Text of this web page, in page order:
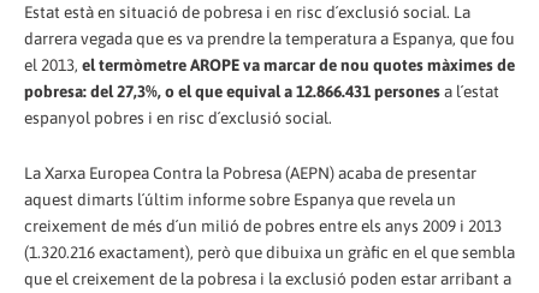
Estat està en situació de pobresa i en risc d´exclusió social. La
darrera vegada que es va prendre la temperatura a Espanya, que fou
el 2013, el termòmetre AROPE va marcar de nou quotes màximes de
pobresa: del 27,3%, o el que equival a 12.866.431 personesa l´estat
espanyol pobres i en risc d´exclusió social.
La Xarxa Europea Contra la Pobresa (AEPN) acaba de presentar
aquest dimarts l´últim informe sobre Espanya que revela un
creixement de més d´un milió de pobres entre els anys 2009 i 2013
(1.320.216 exactament), però que dibuixa un gràfic en el que sembla
que el creixement de la pobresa i la exclusió poden estar arribant a